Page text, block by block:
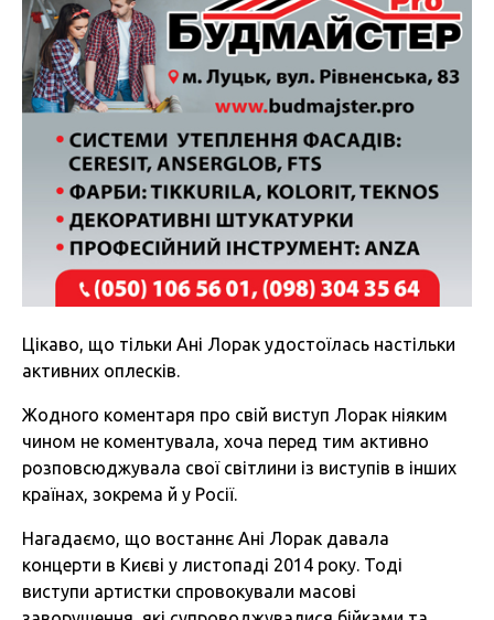
Цікаво, що тільки Ані Лорак удостоїлась настільки
активних оплесків.
Жодного коментаря про свій виступ Лорак ніяким
чином не коментувала, хоча перед тим активно
розповсюджувала свої світлини із виступів в інших
країнах, зокрема й у Росії.
Нагадаємо, що востаннє Ані Лорак давала
концерти в Києві у листопаді 2014 року. Тоді
виступи артистки спровокували масові